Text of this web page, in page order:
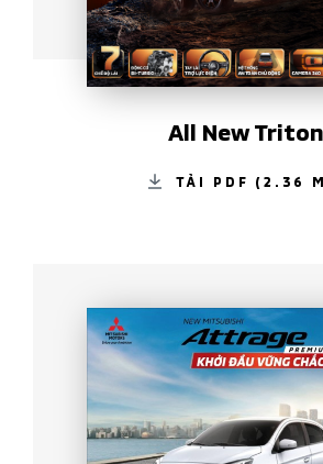
All New Triton
TẢI PDF (2.36